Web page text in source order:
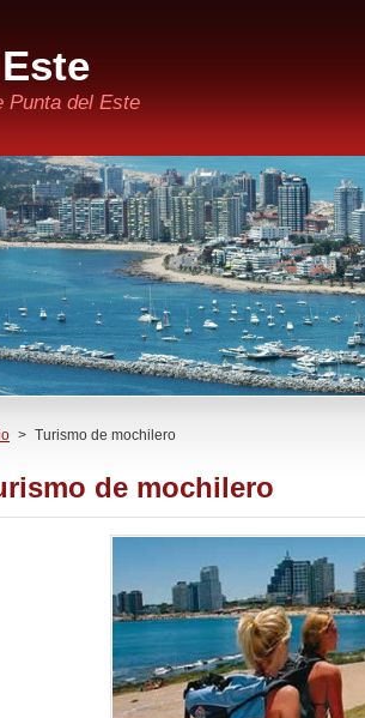
Punta del Este
> Turismo de mochilero
de mochilero